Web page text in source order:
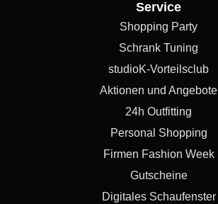
Service
Shopping Party
Schrank Tuning
studioK-Vorteilsclub
Aktionen und Angebote
24h Outfitting
Personal Shopping
Firmen Fashion Week
Gutscheine
Digitales Schaufenster